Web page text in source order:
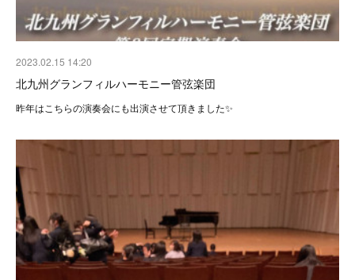
2023.02.15 14:20
北九州グランフィルハーモニー管弦楽団
昨年はこちらの演奏会にも出演させて頂きました✨